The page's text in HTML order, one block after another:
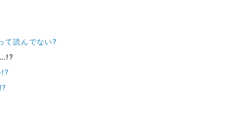
て読んでない?
…!?
!?